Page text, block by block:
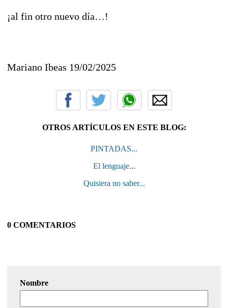
¡al fin otro nuevo día…!
Mariano Ibeas 19/02/2025
OTROS ARTÍCULOS EN ESTE BLOG:
PINTADAS...
El lenguaje...
Quisiera no saber...
0 COMENTARIOS
Nombre